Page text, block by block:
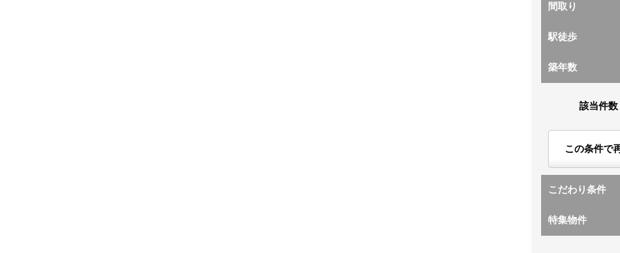
間取り
駅徒歩
築年数
該当件数
この条件で
こだわり条件
特集物件